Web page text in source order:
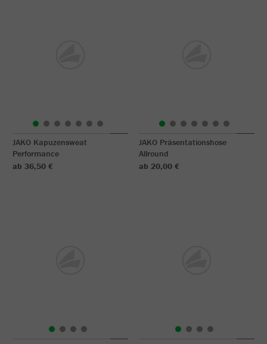
JAKO Kapuzensweat
Performance
ab 36,50 €
JAKO Präsentationshose
Allround
ab 20,00 €